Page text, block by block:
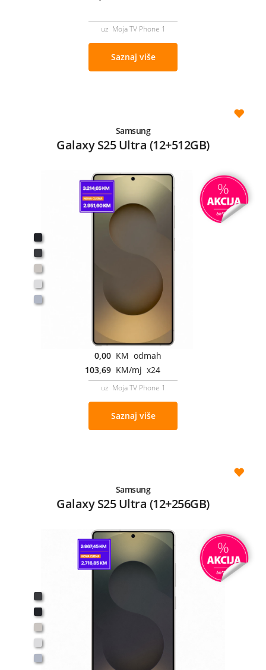
uz Moja TV Phone 1
Saznaj više
Samsung
Galaxy S25 Ultra (12+512GB)
0,00 KM odmah
103,69 KM/mj x24
uz Moja TV Phone 1
Saznaj više
Samsung
Galaxy S25 Ultra (12+256GB)